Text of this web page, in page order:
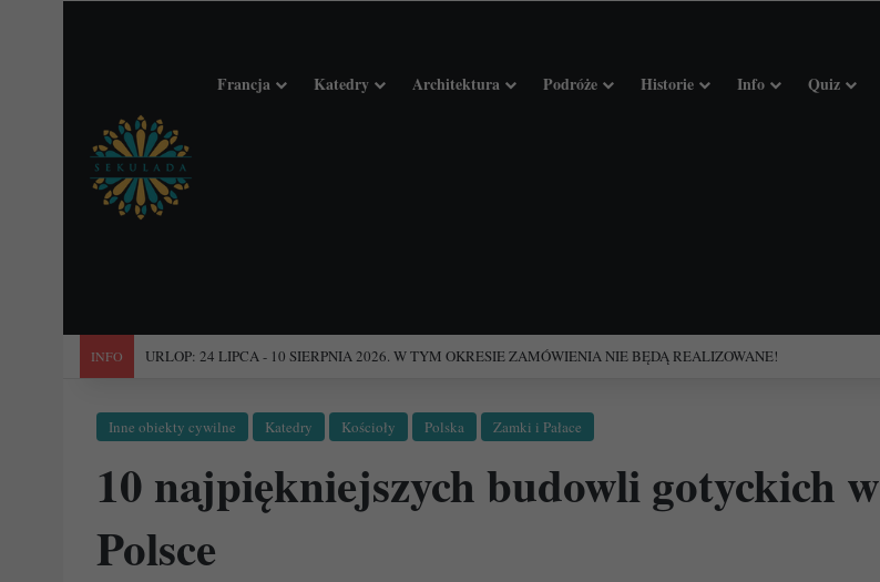
Francja Katedry Architektura Podróże Historie Info Quiz
INFO "Święta Francja". Przewodnik po 101 średniowiecznych kościołach Francji.
Inne obiekty cywilne Katedry Kościoły Polska Zamki i Pałace
10 najpiękniejszych budowli gotyckich w
Polsce